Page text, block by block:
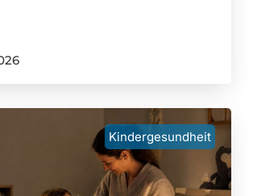
Kindergesundheit